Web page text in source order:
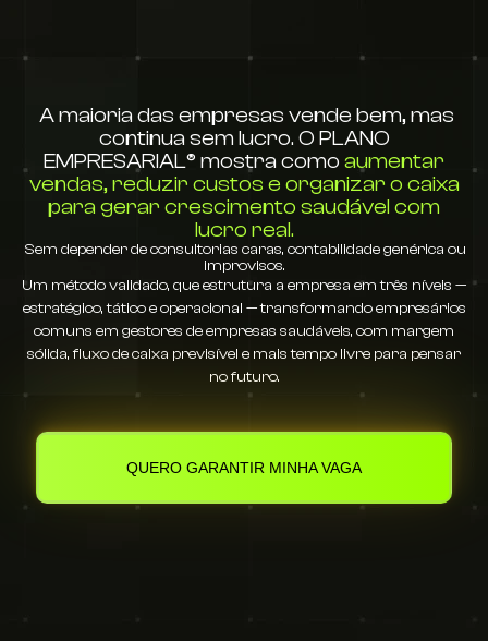
A maioria das empresas vende bem, mas
continua sem lucro. O PLANO
EMPRESARIAL® mostra como aumentar
vendas, reduzir custos e organizar o caixa
para gerar crescimento saudável com
lucro real.
Sem depender de consultorias caras, contabilidade genérica ou
improvisos.
Um método validado, que estrutura a empresa em três níveis —
estratégico, tático e operacional — transformando empresários
comuns em gestores de empresas saudáveis, com margem
sólida, fluxo de caixa previsível e mais tempo livre para pensar
no futuro.
QUERO GARANTIR MINHA VAGA